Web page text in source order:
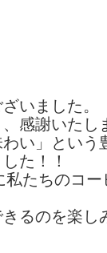
いました。
感謝いたし
わい」とい
た！！
たちのコ
るのを楽し